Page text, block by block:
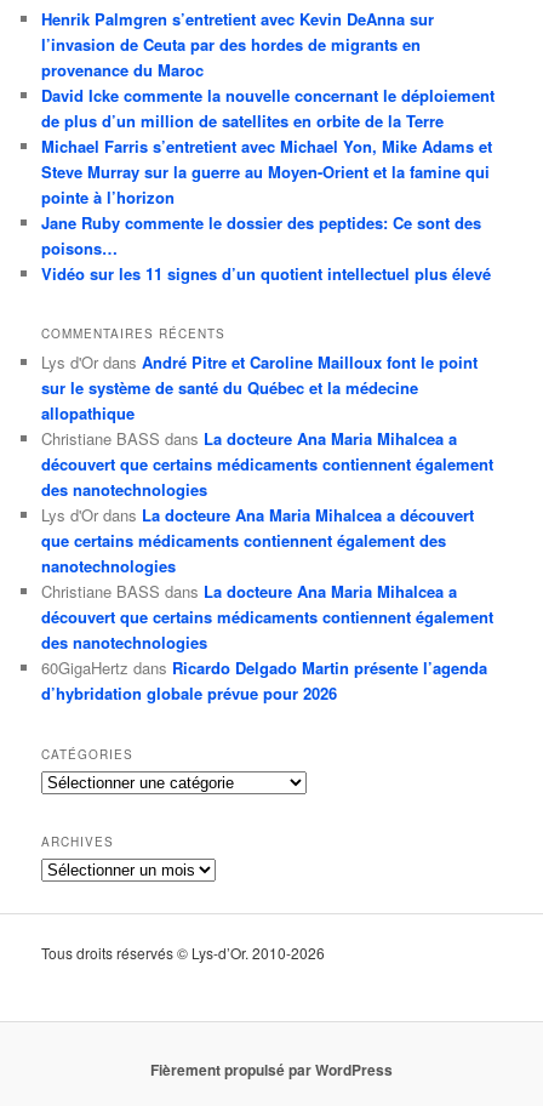
Henrik Palmgren s’entretient avec Kevin DeAnna sur
l’invasion de Ceuta par des hordes de migrants en
provenance du Maroc
David Icke commente la nouvelle concernant le déploiement
de plus d’un million de satellites en orbite de la Terre
Michael Farris s’entretient avec Michael Yon, Mike Adams et
Steve Murray sur la guerre au Moyen-Orient et la famine qui
pointe à l’horizon
Jane Ruby commente le dossier des peptides: Ce sont des
poisons…
Vidéo sur les 11 signes d’un quotient intellectuel plus élevé
COMMENTAIRES RÉCENTS
Lys d'Or dansAndré Pitre et Caroline Mailloux font le point
sur le système de santé du Québec et la médecine
allopathique
Christiane BASS dans La docteure Ana Maria Mihalcea a
découvert que certains médicaments contiennent également
des nanotechnologies
Lys d'Or dans La docteure Ana Maria Mihalcea a découvert
que certains médicaments contiennent également des
nanotechnologies
Christiane BASS dans La docteure Ana Maria Mihalcea a
découvert que certains médicaments contiennent également
des nanotechnologies
60GigaHertz dans Ricardo Delgado Martin présente l’agenda
d’hybridation globale prévue pour 2026
CATÉGORIES
Catégories
ARCHIVES
Archives
Tous droits réservés © Lys-d’Or. 2010-2026
Fièrement propulsé par WordPress